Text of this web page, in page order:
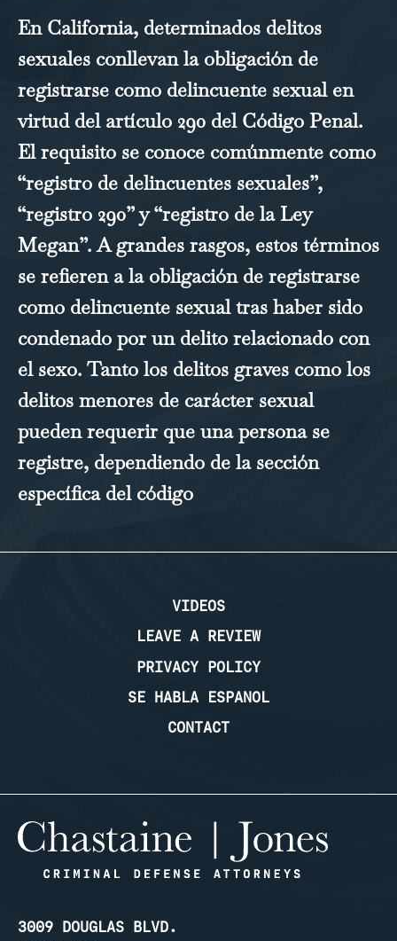
En California, determinados delitos
sexuales conllevan la obligación de
registrarse como delincuente sexual en
virtud del artículo 290 del Código Penal.
El requisito se conoce comúnmente como
“registro de delincuentes sexuales”,
“registro 290” y “registro de la Ley
Megan”. A grandes rasgos, estos términos
se refieren a la obligación de registrarse
como delincuente sexual tras haber sido
condenado por un delito relacionado con
el sexo. Tanto los delitos graves como los
delitos menores de carácter sexual
pueden requerir que una persona se
registre, dependiendo de la sección
específica del código
VIDEOS
LEAVE A REVIEW
PRIVACY POLICY
SE HABLA ESPANOL
CONTACT
3009 DOUGLAS BLVD.